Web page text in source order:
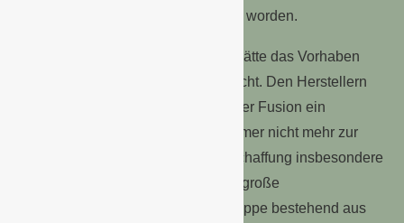
Preiserhöhungsspielräume eröffnet worden.
Auch im Bereich der Beschaffung hätte das Vorhaben
wettbewerbliche Probleme verursacht. Den Herstellern
von Markenartikeln würde nach einer Fusion ein
bedeutsamer unabhängiger Abnehmer nicht mehr zur
Verfügung stehen. Die bei der Beschaffung insbesondere
von Markenartikeln ohnehin schon große
Verhandlungsmacht der Spitzengruppe bestehend aus